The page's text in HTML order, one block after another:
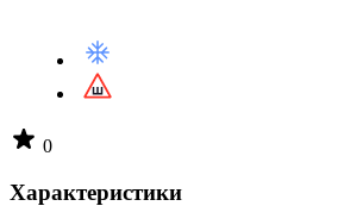
0
Характеристики